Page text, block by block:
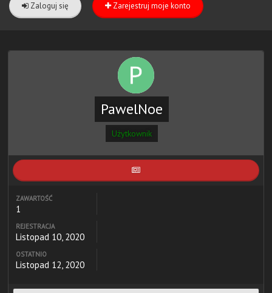
Zaloguj się Zarejestruj moje konto
PawelNoe
Użytkownik
ZAWARTOŚĆ
1
REJESTRACJA
Listopad 10, 2020
OSTATNIO
Listopad 12, 2020